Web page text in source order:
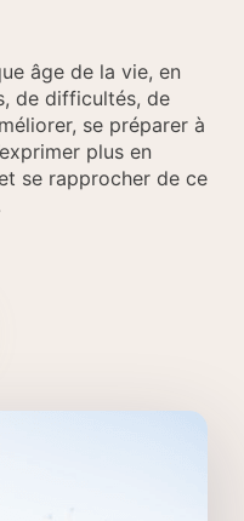
âge de la vie, en
de difficultés, de
se préparer à
plus en
se rapprocher de ce